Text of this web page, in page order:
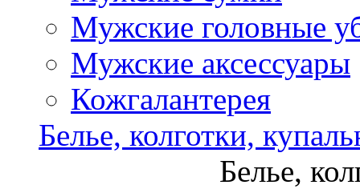
Мужские головные
Мужские аксессуары
Кожгалантерея
Белье, колготки,
Белье,